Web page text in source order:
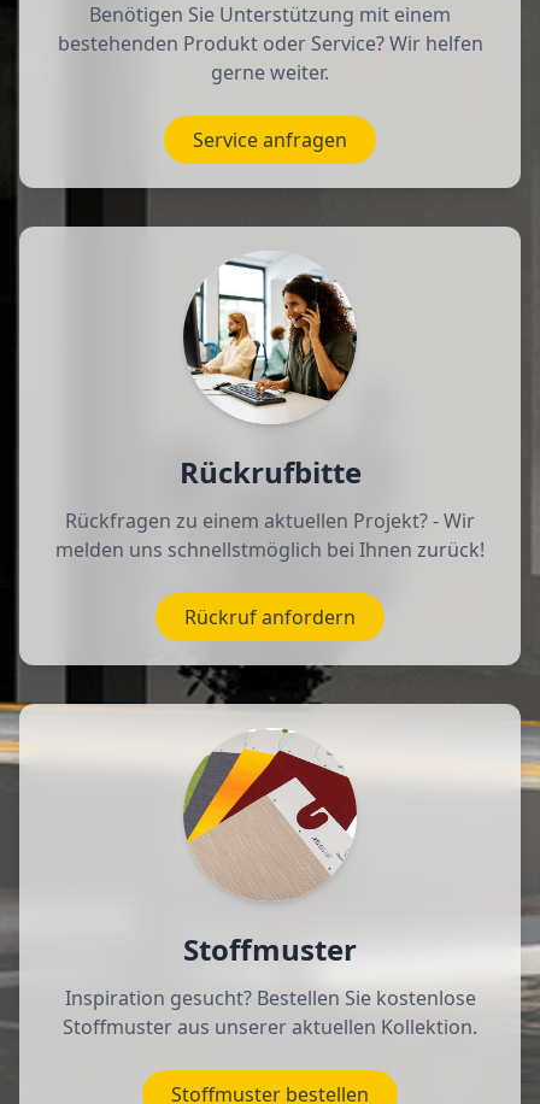
Benötigen Sie Unterstützung mit einem
bestehenden Produkt oder Service? Wir helfen
gerne weiter.
Service anfragen
Rückrufbitte
Rückfragen zu einem aktuellen Projekt? - Wir
melden uns schnellstmöglich bei Ihnen zurück!
Rückruf anfordern
Stoffmuster
Inspiration gesucht? Bestellen Sie kostenlose
Stoffmuster aus unserer aktuellen Kollektion.
Stoffmuster bestellen